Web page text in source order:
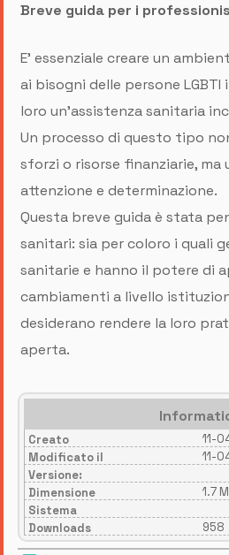
Breve guida per i
E' essenziale creare un
ai bisogni delle persone
loro un’assistenza sanitaria
Un processo di questo tipo
sforzi o risorse finanziarie, ma
attenzione e determinazione.
Questa breve guida è stata
sanitari: sia per coloro i quali
sanitarie e hanno il potere di
cambiamenti a livello
desiderano rendere la loro
aperta.
Creato
11-
Modificato il
11-
Versione:
Dimensione
1.7
Sistema
Downloads
958